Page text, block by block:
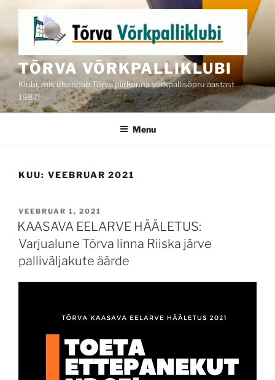
content
TÕRVA VÕRKPALLIKLUBI
Klubi, mis ühendab Tõrva piirkonna võrkpallisõpru aastast
1987!
Menu
KUU: VEEBRUAR 2021
POSTED
ON
VEEBRUAR 1, 2021
KAASAVA EELARVE HÄÄLETUS:
Varjualune Tõrva linna Riiska järve
palliväljakute äärde